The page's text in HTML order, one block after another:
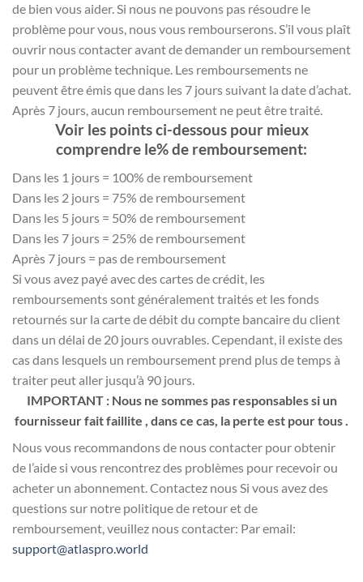
de bien vous aider. Si nous ne pouvons pas résoudre le
problème pour vous, nous vous rembourserons. S’il vous plaît
ouvrir nous contacter avant de demander un remboursement
pour un problème technique. Les remboursements ne
peuvent être émis que dans les 7 jours suivant la date d’achat.
Après 7 jours, aucun remboursement ne peut être traité.
Voir les points ci-dessous pour mieux
comprendre le% de remboursement:
Dans les 1 jours = 100% de remboursement
Dans les 2 jours = 75% de remboursement
Dans les 5 jours = 50% de remboursement
Dans les 7 jours = 25% de remboursement
Après 7 jours = pas de remboursement
Si vous avez payé avec des cartes de crédit, les
remboursements sont généralement traités et les fonds
retournés sur la carte de débit du compte bancaire du client
dans un délai de 20 jours ouvrables. Cependant, il existe des
cas dans lesquels un remboursement prend plus de temps à
traiter peut aller jusqu’à 90 jours.
IMPORTANT : Nous ne sommes pas responsables si un
fournisseur fait faillite , dans ce cas, la perte est pour tous .
Nous vous recommandons de nous contacter pour obtenir
de l’aide si vous rencontrez des problèmes pour recevoir ou
acheter un abonnement. Contactez nous Si vous avez des
questions sur notre politique de retour et de
remboursement, veuillez nous contacter: Par email:
support@atlaspro.world